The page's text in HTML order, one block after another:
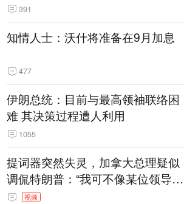
391
知情人士：沃什将准备在9月加息
477
伊朗总统：目前与最高领袖联络困
难 其决策过程遭人利用
1055
提词器突然失灵，加拿大总理疑似
调侃特朗普：“我可不像某位领导
人，把这当成一场阴谋”，全场哄笑
视频